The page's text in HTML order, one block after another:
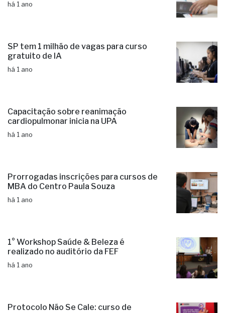
há 1 ano
SP tem 1 milhão de vagas para curso
gratuito de IA
há 1 ano
Capacitação sobre reanimação
cardiopulmonar inicia na UPA
há 1 ano
Prorrogadas inscrições para cursos de
MBA do Centro Paula Souza
há 1 ano
1° Workshop Saúde & Beleza é
realizado no auditório da FEF
há 1 ano
Protocolo Não Se Cale: curso de